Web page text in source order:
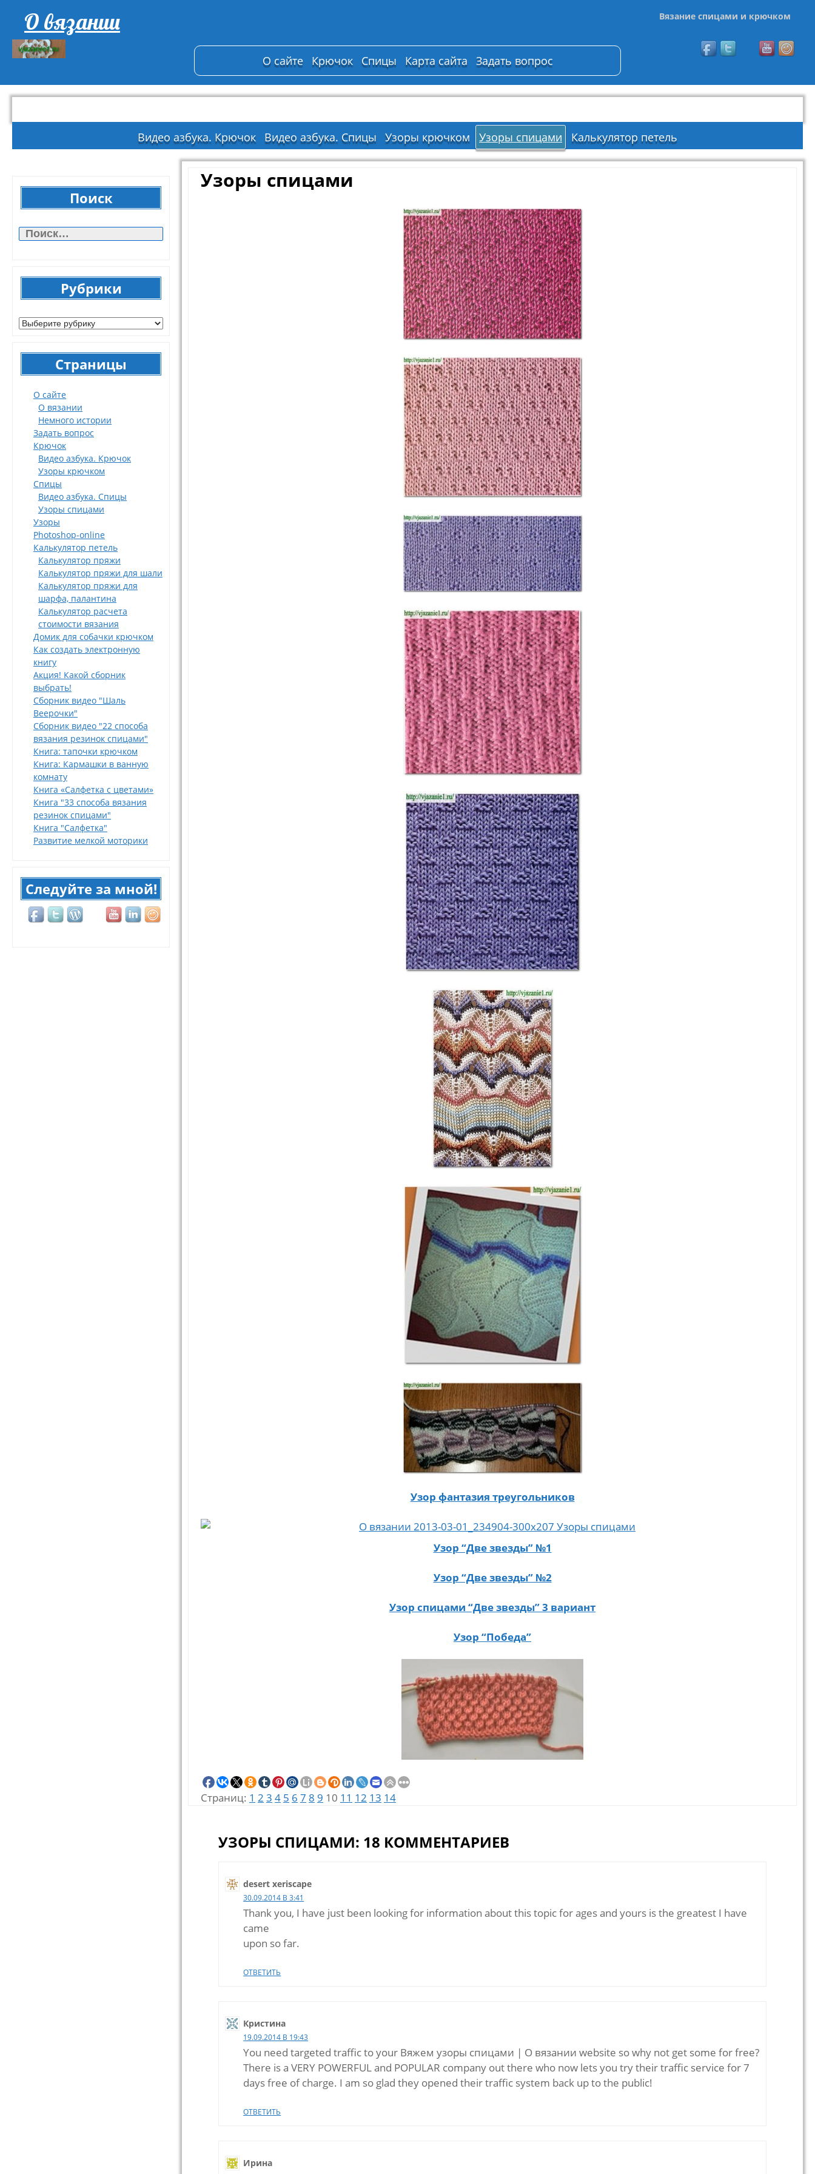
О вязании Вязание спицами и крючком
О сайте Крючок Спицы Карта сайта Задать вопрос
Видео азбука. Крючок Видео азбука. Спицы Узоры крючком Узоры спицами Калькулятор петель
Поиск
Рубрики
Страницы
О сайте
О вязании
Немного истории
Задать вопрос
Крючок
Видео азбука. Крючок
Узоры крючком
Спицы
Видео азбука. Спицы
Узоры спицами
Узоры
Photoshop-online
Калькулятор петель
Калькулятор пряжи
Калькулятор пряжи для шали
Калькулятор пряжи для
шарфа, палантина
Калькулятор расчета
стоимости вязания
Домик для собачки крючком
Как создать электронную
книгу
Акция! Какой сборник
выбрать!
Сборник видео "Шаль
Веерочки"
Сборник видео "22 способа
вязания резинок спицами"
Книга: тапочки крючком
Книга: Кармашки в ванную
комнату
Книга «Салфетка с цветами»
Книга "33 способа вязания
резинок спицами"
Книга "Салфетка"
Развитие мелкой моторики
Следуйте за мной!
Узоры спицами
Узор фантазия треугольников
Узор “Две звезды” №1
Узор “Две звезды” №2
Узор спицами “Две звезды” 3 вариант
Узор “Победа”
Страниц: 1 2 3 4 5 6 7 8 9 10 11 12 13 14
УЗОРЫ СПИЦАМИ: 18 КОММЕНТАРИЕВ
desert xeriscape
30.09.2014 В 3:41
Thank you, I have just been looking for information about this topic for ages and yours is the greatest I have
came
upon so far.
ОТВЕТИТЬ
Кристина
19.09.2014 В 19:43
You need targeted traffic to your Вяжем узоры спицами | О вязании website so why not get some for free?
There is a VERY POWERFUL and POPULAR company out there who now lets you try their traffic service for 7
days free of charge. I am so glad they opened their traffic system back up to the public!
ОТВЕТИТЬ
Ирина